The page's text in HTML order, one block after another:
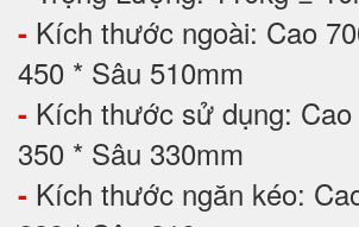
- Kích thước ngoài: Cao
450 * Sâu 510mm
- Kích thước sử dụng:
350 * Sâu 330mm
- Kích thước ngăn kéo: